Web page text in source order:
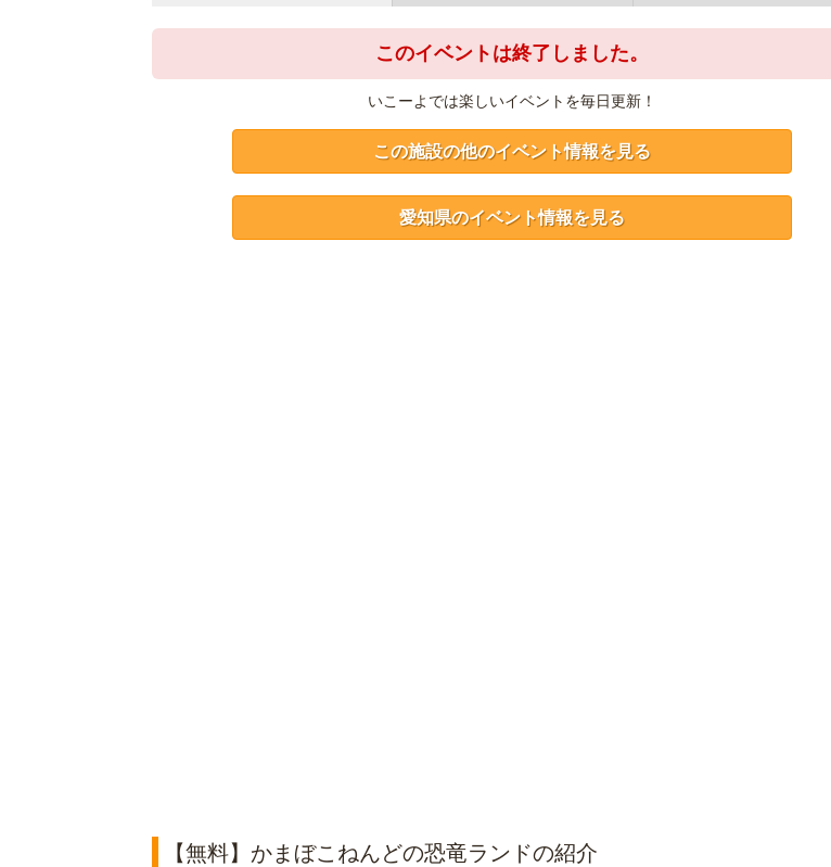
このイベントは終了しました。
いこーよでは楽しいイベントを毎日更新！
この施設の他のイベント情報を見る
愛知県のイベント情報を見る
【無料】かまぼこねんどの恐竜ランドの紹介